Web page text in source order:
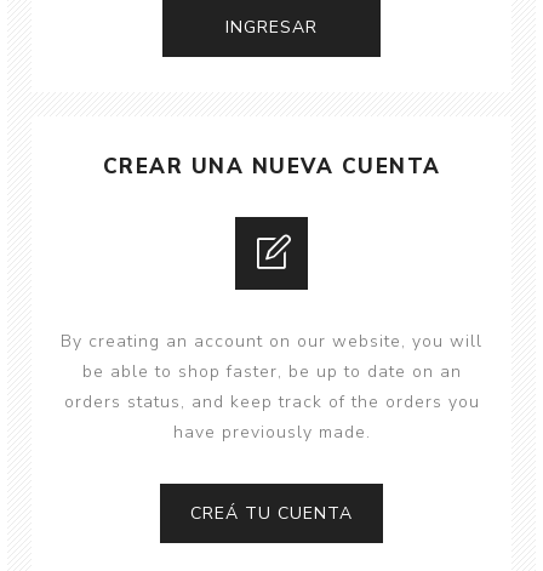
CREAR UNA NUEVA CUENTA
By creating an account on our website, you will
be able to shop faster, be up to date on an
orders status, and keep track of the orders you
have previously made.